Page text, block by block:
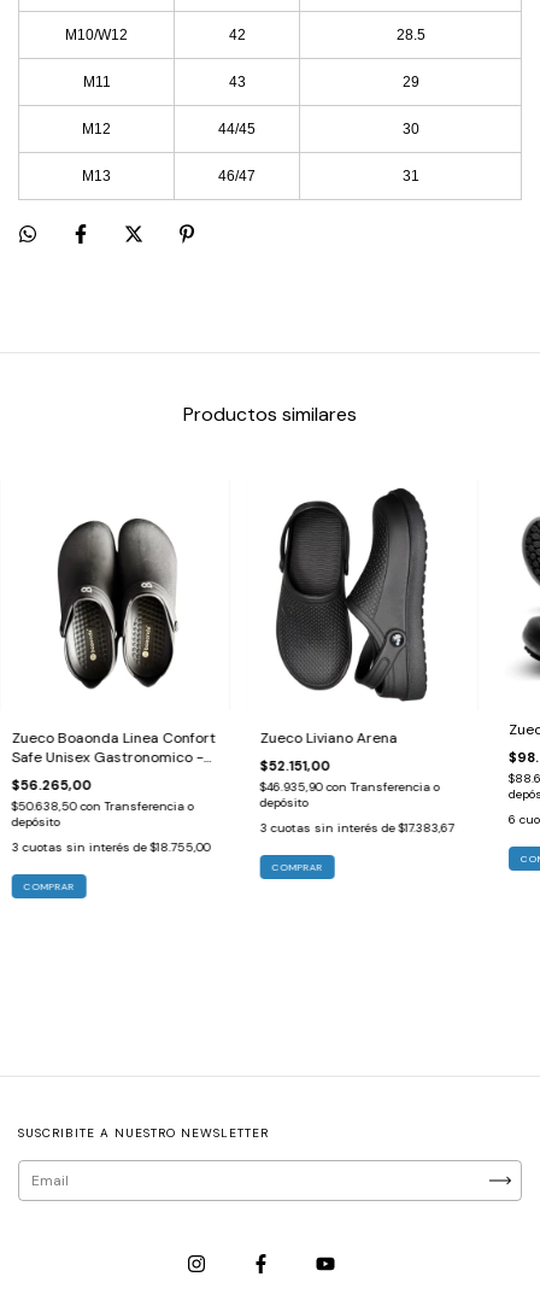
M10/W12 42 28.5
M11 43 29
M12 44/45 30
M13 46/47 31
Productos similares
Zueco Boaonda Linea Confort
Safe Unisex Gastronomico -
Hospitalario
$56.265,00
$50.638,50con Transferencia o
depósito
3 cuotas sin interés de$18.755,00
COMPRAR
Zueco Liviano Arena
$52.151,00
$46.935,90con Transferencia o
depósito
3 cuotas sin interés de$17.383,67
COMPRAR
6
SUSCRIBITE A NUESTRO NEWSLETTER